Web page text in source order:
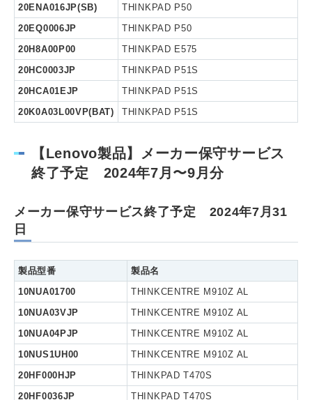
20ENA016JP(SB)
THINKPAD P50
20EQ0006JP
THINKPAD P50
20H8A00P00
THINKPAD E575
20HC0003JP
THINKPAD P51S
20HCA01EJP
THINKPAD P51S
20K0A03L00VP(BAT)
THINKPAD P51S
【Lenovo製品】メーカー保守サービス
終了予定 2024年7月〜9月分
メーカー保守サービス終了予定 2024年7月31
日
製品型番
製品名
10NUA01700
THINKCENTRE M910Z AL
10NUA03VJP
THINKCENTRE M910Z AL
10NUA04PJP
THINKCENTRE M910Z AL
10NUS1UH00
THINKCENTRE M910Z AL
20HF000HJP
THINKPAD T470S
20HF0036JP
THINKPAD T470S